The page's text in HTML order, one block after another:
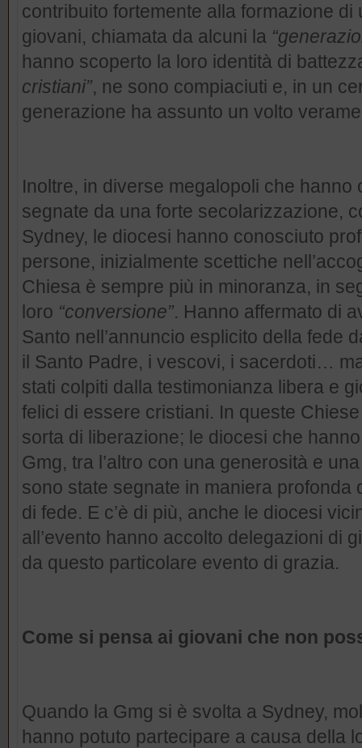
contribuito fortemente alla formazione
giovani, chiamata da alcuni la
hanno scoperto la loro identità di
cristiani”, ne sono compiaciuti e, in un
generazione ha assunto un volto
Inoltre, in diverse megalopoli che hanno
segnate da una forte secolarizzazione,
Sydney, le diocesi hanno conosciuto
persone, inizialmente scettiche
Chiesa è sempre più in minoranza, in
loro “conversione”. Hanno affermato di
Santo nell’annuncio esplicito della fede
il Santo Padre, i vescovi, i sacerdoti…
stati colpiti dalla testimonianza libera e
felici di essere cristiani. In queste
sorta di liberazione; le diocesi che
Gmg, tra l’altro con una generosità e
sono state segnate in maniera profonda
di fede. E c’è di più, anche le diocesi
all’evento hanno accolto delegazioni di
da questo particolare evento di grazia.
Come si pensa ai giovani che non
Quando la Gmg si è svolta a Sydney,
hanno potuto partecipare a causa della